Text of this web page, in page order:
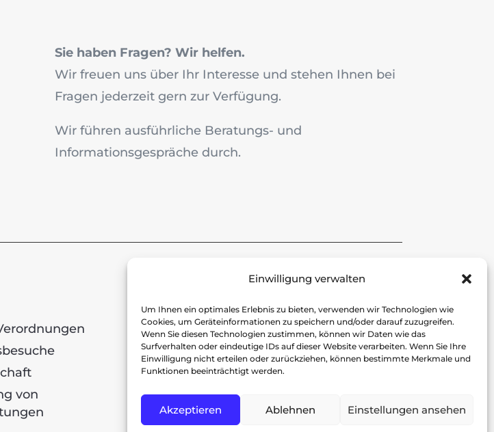
Einwilligung verwalten
Um Ihnen ein optimales Erlebnis zu bieten, verwenden wir Technologien wie
Cookies, um Geräteinformationen zu speichern und/oder darauf zuzugreifen.
Wenn Sie diesen Technologien zustimmen, können wir Daten wie das
Surfverhalten oder eindeutige IDs auf dieser Website verarbeiten. Wenn Sie Ihre
Einwilligung nicht erteilen oder zurückziehen, können bestimmte Merkmale und
Funktionen beeinträchtigt werden.
Akzeptieren Ablehnen Einstellungen ansehen
Sie haben Fragen? Wir helfen.
Wir freuen uns über Ihr Interesse und stehen Ihnen bei
Fragen jederzeit gern zur Verfügung.
Wir führen ausführliche Beratungs- und
Informationsgespräche durch.
von
Allgemeine
Kontakt
Datenschutz
Impressum